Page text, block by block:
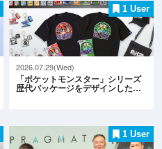
1 User
2026.07.29(Wed)
「ポケットモンスター」シリーズ
歴代パッケージをデザインした…
1 User